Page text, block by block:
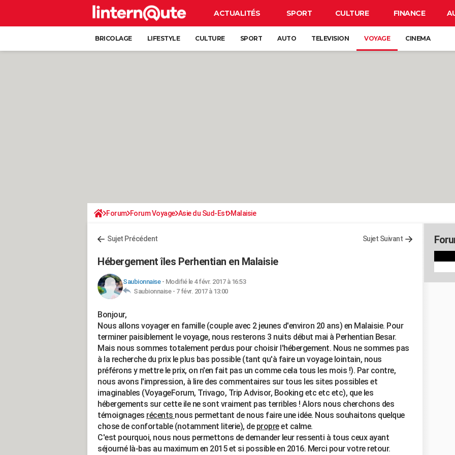
ACTUALITÉS SPORT CULTURE FINANCE
BRICOLAGE LIFESTYLE CULTURE SPORT AUTO TELEVISION VOYAGE CINEMA
Forum Forum Voyage Asie du Sud-Est Malaisie
Sujet Précédent Sujet Suivant
Hébergement îles Perhentian en Malaisie
Saubionnaise- Modifié le 4 févr. 2017 à 16:53
Saubionnaise - 7 févr. 2017 à 13:00
Bonjour,
Nous allons voyager en famille (couple avec 2 jeunes d'environ 20 ans) en Malaisie. Pour
terminer paisiblement le voyage, nous resterons 3 nuits début mai à Perhentian Besar.
Mais nous sommes totalement perdus pour choisir l'hébergement. Nous ne sommes pas
à la recherche du prix le plus bas possible (tant qu'à faire un voyage lointain, nous
préférons y mettre le prix, on n'en fait pas un comme cela tous les mois !). Par contre,
nous avons l'impression, à lire des commentaires sur tous les sites possibles et
imaginables (VoyageForum, Trivago, Trip Advisor, Booking etc etc etc), que les
hébergements sur cette ile ne sont vraiment pas terribles ! Alors nous cherchons des
témoignages récents nous permettant de nous faire une idée. Nous souhaitons quelque
chose de confortable (notamment literie), de propreet calme.
C'est pourquoi, nous nous permettons de demander leur ressenti à tous ceux ayant
séjourné là-bas au maximum en 2015 et si possible en 2016. Merci pour votre retour.